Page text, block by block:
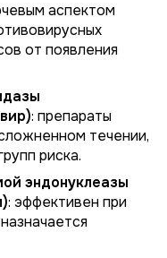
аспектом
от появления
: препараты
течении,
риска.
эндонуклеазы
: эффективен при